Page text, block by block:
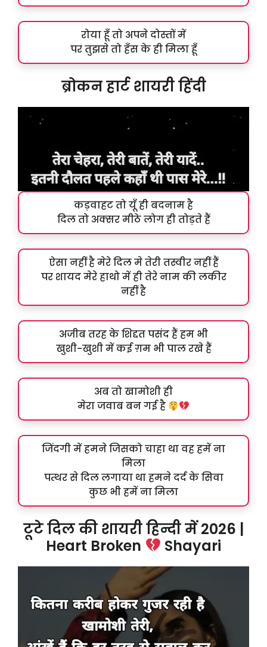
रोया हूँ तो अपने दोस्तों में
पर तुझसे तो हँस के ही मिला हूँ
ब्रोकन हार्ट शायरी हिंदी
कड़वाहट तो यूँ ही बदनाम है
दिल तो अक्सर मीठे लोग ही तोड़ते हैं
ऐसा नहीं है मेरे दिल मे तेरी तस्वीर नहीं हैं
पर शायद मेरे हाथो में ही तेरे नाम की लकीर
नहीं है
अजीब तरह के शिद्दत पसंद हैं हम भी
खुशी-खुशी में कई ग़म भी पाल रखे हैं
अब तो खामोशी ही
मेरा जवाब बन गई है
जिंदगी में हमने जिसको चाहा था वह हमें ना
मिला
पत्थर से दिल लगाया था हमने दर्द के सिवा
कुछ भी हमें ना मिला
टूटे दिल की शायरी हिन्दी में 2026 |
Heart Broken
Shayari